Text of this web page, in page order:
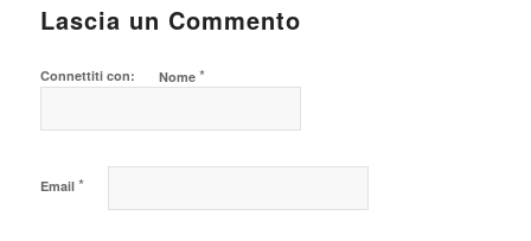
Lascia un Commento
Connettiti con: Nome *
Email *